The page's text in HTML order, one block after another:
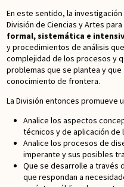
En este sentido, la
División de Ciencias y Artes
formal, sistemática e
y procedimientos de análisis
complejidad de los procesos y
problemas que se plantea y
conocimiento de frontera.
La División entonces promueve
Analice los aspectos
técnicos y de aplicación de
Analice los procesos de
imperante y sus posibles
Que se desarrolle a través
que respondan a